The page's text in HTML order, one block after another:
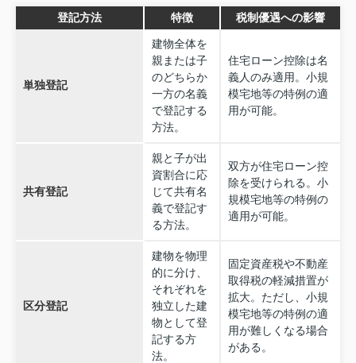
登記方法 特徴 税制優遇への影響
単独登記
建物全体を
親または子
のどちらか
一方の名義
で登記する
方法。
住宅ローン控除は名
義人のみ適用。小規
模宅地等の特例の適
用が可能。
共有登記
親と子が出
資割合に応
じて共有名
義で登記す
る方法。
双方が住宅ローン控
除を受けられる。小
規模宅地等の特例の
適用が可能。
区分登記
建物を物理
的に分け、
それぞれを
独立した建
物として登
記する方
法。
固定資産税や不動産
取得税の軽減措置が
拡大。ただし、小規
模宅地等の特例の適
用が難しくなる場合
がある。